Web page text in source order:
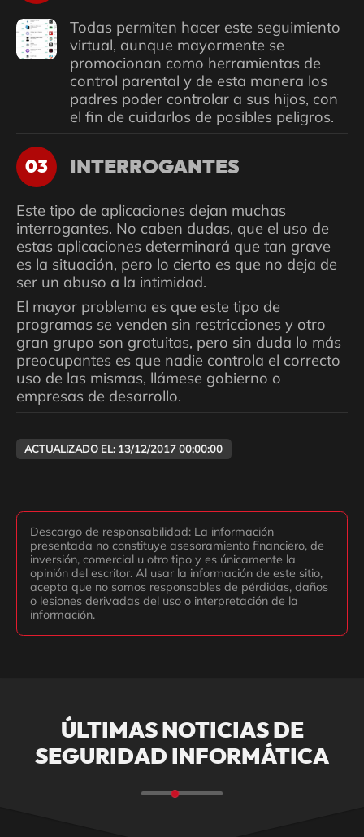
Todas permiten hacer este seguimiento
virtual, aunque mayormente se
promocionan como herramientas de
control parental y de esta manera los
padres poder controlar a sus hijos, con
el fin de cuidarlos de posibles peligros.
03 INTERROGANTES
Este tipo de aplicaciones dejan muchas
interrogantes. No caben dudas, que el uso de
estas aplicaciones determinará que tan grave
es la situación, pero lo cierto es que no deja de
ser un abuso a la intimidad.
El mayor problema es que este tipo de
programas se venden sin restricciones y otro
gran grupo son gratuitas, pero sin duda lo más
preocupantes es que nadie controla el correcto
uso de las mismas, llámese gobierno o
empresas de desarrollo.
ACTUALIZADO EL: 13/12/2017 00:00:00
Descargo de responsabilidad: La información
presentada no constituye asesoramiento financiero, de
inversión, comercial u otro tipo y es únicamente la
opinión del escritor. Al usar la información de este sitio,
acepta que no somos responsables de pérdidas, daños
o lesiones derivadas del uso o interpretación de la
información.
ÚLTIMAS NOTICIAS DE
SEGURIDAD INFORMÁTICA